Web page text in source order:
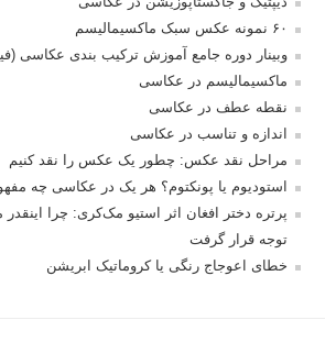
۶۰ نمونه عکس سبک ماکسیمالیسم
وبینار دوره جامع آموزش ترکیب بندی عکاسی
ماکسیمالیسم در عکاسی
نقطه عطف در عکاسی
اندازه و تناسب در عکاسی
مراحل نقد عکس: چطور یک عکس را نقد کنیم
استودیوم یا پونکتوم؟ هر یک در عکاسی چه
پرتره دختر افغان اثر استیو مک‌کری: چرا
توجه قرار گرفت
خطای اعوجاج رنگی یا کروماتیک ابریشن